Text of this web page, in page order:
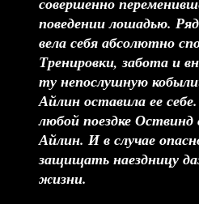
поведении лошадью.
вела себя абсолютно
Тренировки, забота и
ту непослушную
Айлин оставила ее
любой поездке
Айлин. И в случае
защищать наездницу
жизни.